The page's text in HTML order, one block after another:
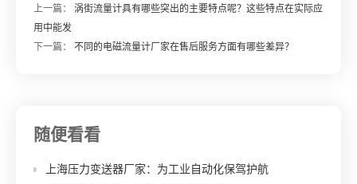
上一篇：涡街流量计具有哪些突出的主要特点呢？这些特点在实际应
用中能发
下一篇：不同的电磁流量计厂家在售后服务方面有哪些差异？
随便看看
上海压力变送器厂家：为工业自动化保驾护航